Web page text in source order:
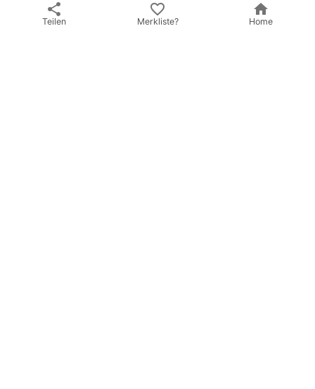
Inserat teilen
share
Teilen
favorite_border
Merkliste?
home
Home